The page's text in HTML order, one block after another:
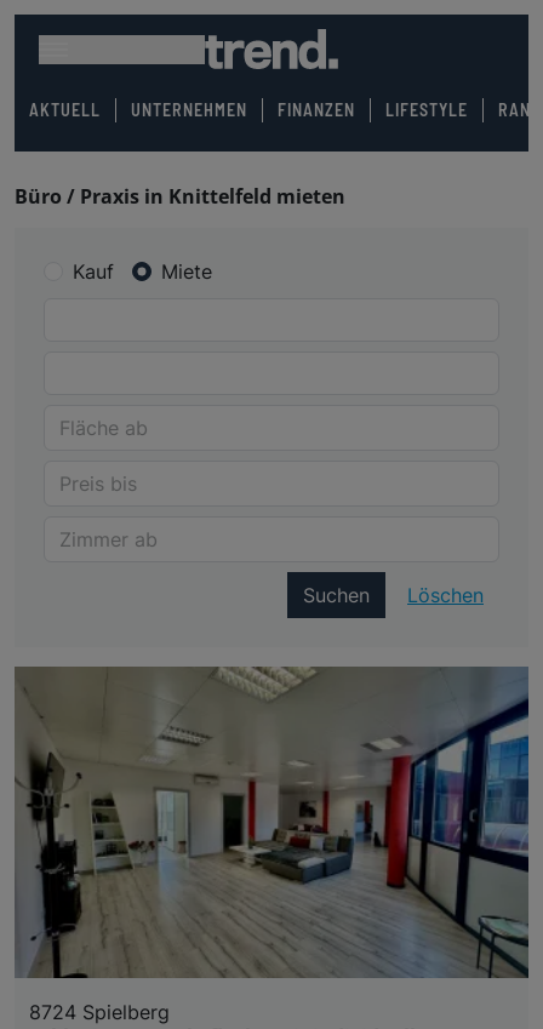
AKTUELL UNTERNEHMEN FINANZEN LIFESTYLE
Büro / Praxis in Knittelfeld mieten
Kauf Miete
Suchen Löschen
8724 Spielberg